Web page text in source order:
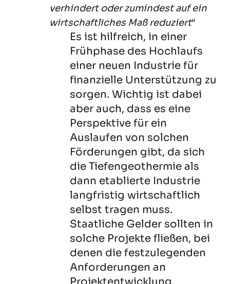
verhindert oder zumindest auf ein
wirtschaftliches Maß reduziert“
Es ist hilfreich, in einer
Frühphase des Hochlaufs
einer neuen Industrie für
finanzielle Unterstützung zu
sorgen. Wichtig ist dabei
aber auch, dass es eine
Perspektive für ein
Auslaufen von solchen
Förderungen gibt, da sich
die Tiefengeothermie als
dann etablierte Industrie
langfristig wirtschaftlich
selbst tragen muss.
Staatliche Gelder sollten in
solche Projekte fließen, bei
denen die festzulegenden
Anforderungen an